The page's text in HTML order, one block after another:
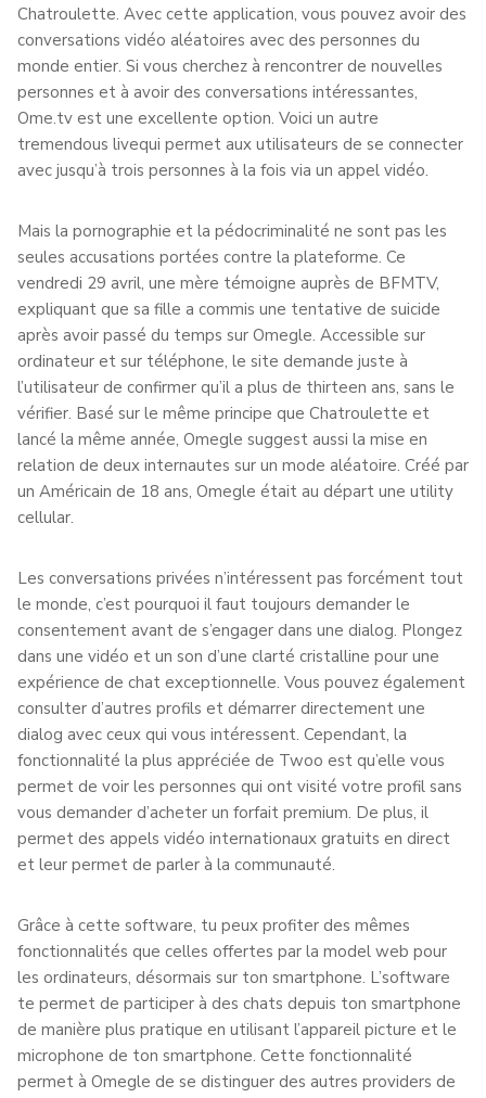
Chatroulette. Avec cette application, vous pouvez avoir des
conversations vidéo aléatoires avec des personnes du
monde entier. Si vous cherchez à rencontrer de nouvelles
personnes et à avoir des conversations intéressantes,
Ome.tv est une excellente option. Voici un autre
tremendous livequi permet aux utilisateurs de se connecter
avec jusqu’à trois personnes à la fois via un appel vidéo.
Mais la pornographie et la pédocriminalité ne sont pas les
seules accusations portées contre la plateforme. Ce
vendredi 29 avril, une mère témoigne auprès de BFMTV,
expliquant que sa fille a commis une tentative de suicide
après avoir passé du temps sur Omegle. Accessible sur
ordinateur et sur téléphone, le site demande juste à
l’utilisateur de confirmer qu’il a plus de thirteen ans, sans le
vérifier. Basé sur le même principe que Chatroulette et
lancé la même année, Omegle suggest aussi la mise en
relation de deux internautes sur un mode aléatoire. Créé par
un Américain de 18 ans, Omegle était au départ une utility
cellular.
Les conversations privées n’intéressent pas forcément tout
le monde, c’est pourquoi il faut toujours demander le
consentement avant de s’engager dans une dialog. Plongez
dans une vidéo et un son d’une clarté cristalline pour une
expérience de chat exceptionnelle. Vous pouvez également
consulter d’autres profils et démarrer directement une
dialog avec ceux qui vous intéressent. Cependant, la
fonctionnalité la plus appréciée de Twoo est qu’elle vous
permet de voir les personnes qui ont visité votre profil sans
vous demander d’acheter un forfait premium. De plus, il
permet des appels vidéo internationaux gratuits en direct
et leur permet de parler à la communauté.
Grâce à cette software, tu peux profiter des mêmes
fonctionnalités que celles offertes par la model web pour
les ordinateurs, désormais sur ton smartphone. L’software
te permet de participer à des chats depuis ton smartphone
de manière plus pratique en utilisant l’appareil picture et le
microphone de ton smartphone. Cette fonctionnalité
permet à Omegle de se distinguer des autres providers de